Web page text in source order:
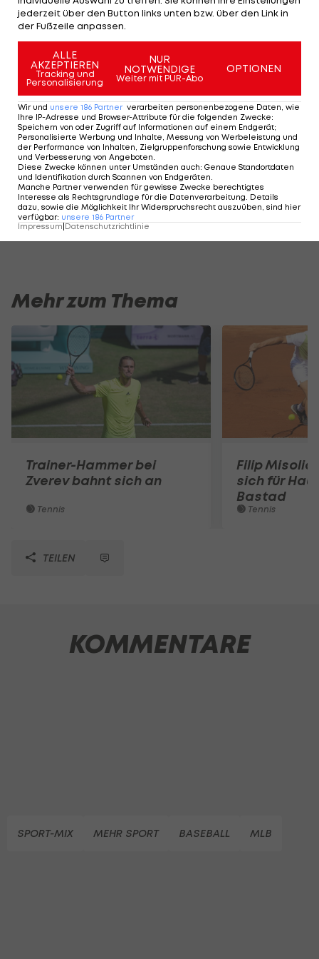
In der MLB gibt es das Gedankenspiel, alle 30
Teams in einer Region zu versammeln und dort die
Saison zu spielen. Viele Mannschaften halten
üblicherweise im Frühjahr ihre Trainingslager in
Arizona ab. Viele Fragen sind aber auch offen und
eine Entscheidung, ob es wirklich dazu kommt, ist
nicht getroffen. Zu alternativen Plänen macht die
MLB bisher keine Angaben.
HIGHLIGHTS: LASK - SK Sturm Graz
Fußball - Frauen-Bundesliga
Highlights:
einen
Fußball -
Mehr zum Thema
Trainer-Hammer bei
Zverev bahnt sich an
Tennis
Filip
sich für
Bastad
Tennis
TEILEN
KOMMENTARE
SPORT-MIX MEHR SPORT BASEBALL MLB
jederzeit über den Button links unten bzw. über den Link in
der Fußzeile anpassen.
ALLE
AKZEPTIEREN
Tracking und
Personalisierung
NUR
NOTWENDIGE
Weiter mit PUR-Abo
OPTIONEN
Wir und unsere 186 Partner verarbeiten personenbezogene Daten, wie
Ihre IP-Adresse und Browser-Attribute für die folgenden Zwecke:
Speichern von oder Zugriff auf Informationen auf einem Endgerät;
Personalisierte Werbung und Inhalte, Messung von Werbeleistung und
der Performance von Inhalten, Zielgruppenforschung sowie Entwicklung
und Verbesserung von Angeboten
Diese Zwecke können unter Umständen auch: Genaue Standortdaten
und Identifikation durch Scannen von Endgeräten
Manche Partner verwenden für gewisse Zwecke berechtigtes
Interesse als Rechtsgrundlage für die Datenverarbeitung. Details
dazu, sowie die Möglichkeit Ihr Widerspruchsrecht auszuüben, sind hier
verfügbar: unsere 186 Partner
Impressum|Datenschutzrichtlinie